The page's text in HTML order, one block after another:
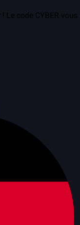
Le code CYBER vous